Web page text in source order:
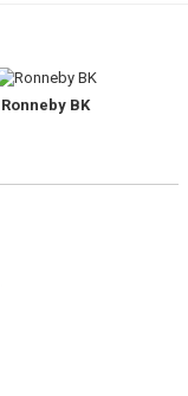
Ronneby BK